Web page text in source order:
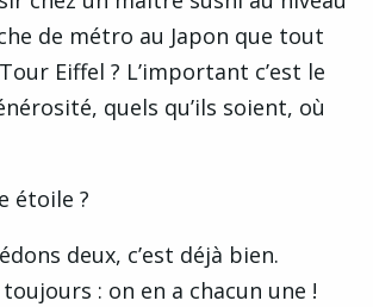
de métro au Japon que tout
Eiffel ? L’important c’est le
quels qu’ils soient, où
étoile ?
deux, c’est déjà bien.
: on en a chacun une !